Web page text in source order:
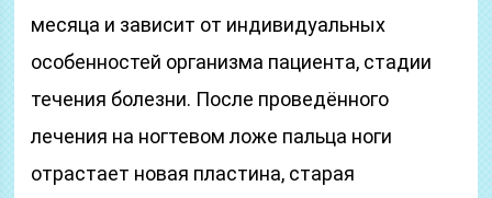
месяца и зависит от индивидуальных
особенностей организма пациента, стадии
течения болезни. После проведённого
лечения на ногтевом ложе пальца ноги
отрастает новая пластина, старая